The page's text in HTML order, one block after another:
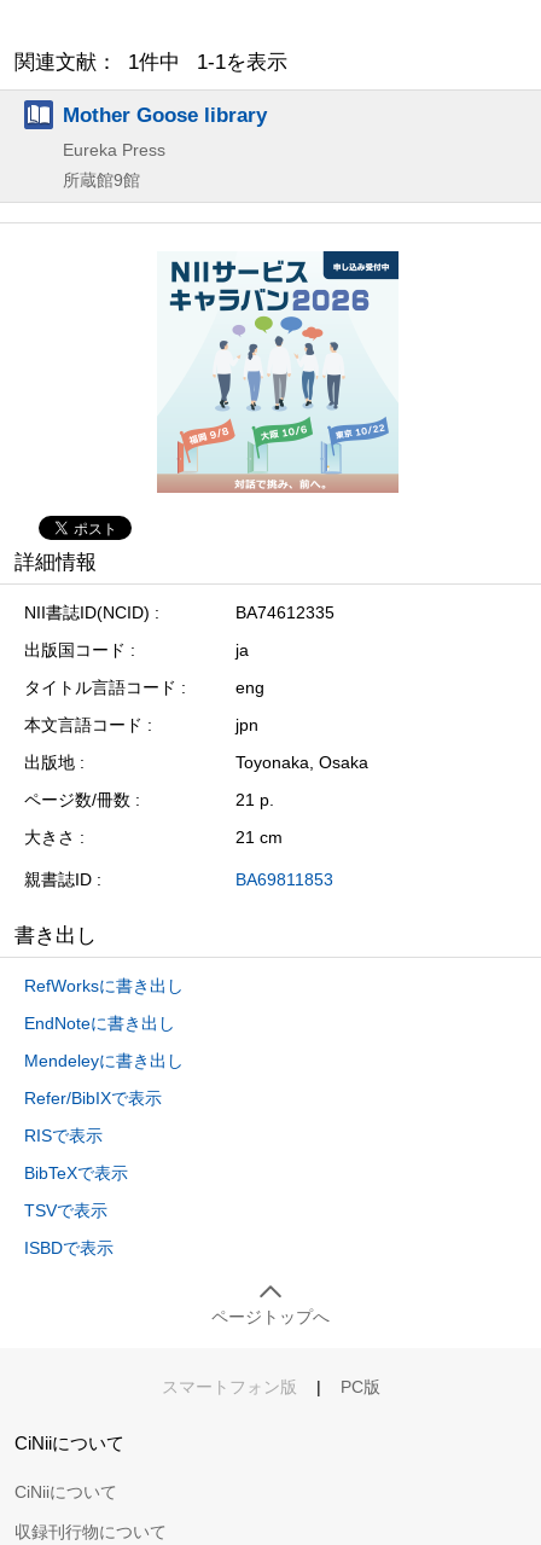
関連文献： 1件中 1-1を表示
Mother Goose library
Eureka Press
所蔵館9館
詳細情報
NII書誌ID(NCID)
BA74612335
出版国コード
ja
タイトル言語コード
eng
本文言語コード
jpn
出版地
Toyonaka, Osaka
ページ数/冊数
21 p.
大きさ
21 cm
親書誌ID BA69811853
書き出し
RefWorksに書き出し
EndNoteに書き出し
Mendeleyに書き出し
Refer/BibIXで表示
RISで表示
BibTeXで表示
TSVで表示
ISBDで表示
ページトップへ
スマートフォン版 | PC版
CiNiiについて
CiNiiについて
収録刊行物について